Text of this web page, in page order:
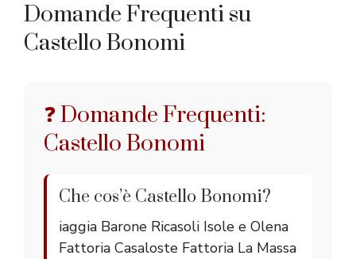
Domande Frequenti su
Castello Bonomi
❓ Domande Frequenti:
Castello Bonomi
Che cos’è Castello Bonomi?
iaggia Barone Ricasoli Isole e Olena
Fattoria Casaloste Fattoria La Massa